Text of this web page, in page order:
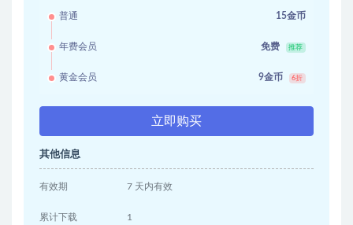
普通 15金币
年费会员 免费 推荐
黄金会员 9金币 6折
立即购买
其他信息
有效期 7 天内有效
累计下载 1